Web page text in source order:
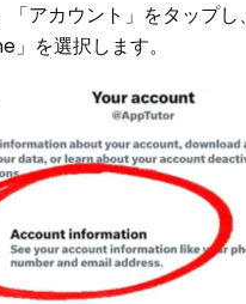
アカウント」をタップし、
」を選択します。